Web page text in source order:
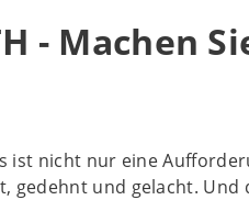
- Machen
ist nicht nur eine
gedehnt und gelacht. Und